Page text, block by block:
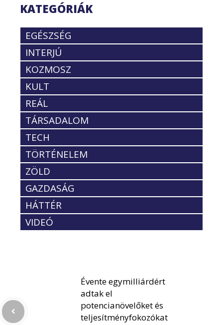
KATEGÓRIÁK
EGÉSZSÉG
INTERJÚ
KOZMOSZ
KULT
REÁL
TÁRSADALOM
TECH
TÖRTÉNELEM
ZÖLD
GAZDASÁG
HÁTTÉR
VIDEÓ
Évente egymilliárdért
adtak el
potencianövelőket és
teljesítményfokozókat